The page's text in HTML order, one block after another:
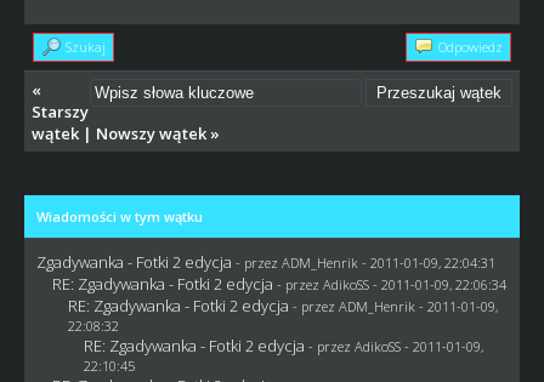
Szukaj Odpowiedz
«
Starszy
wątek| Nowszy wątek»
Wiadomości w tym wątku
Zgadywanka - Fotki 2 edycja - przez ADM_Henrik - 2011-01-09, 22:04:31
RE: Zgadywanka - Fotki 2 edycja - przez AdikoSS - 2011-01-09, 22:06:34
RE: Zgadywanka - Fotki 2 edycja - przez ADM_Henrik - 2011-01-09,
22:08:32
RE: Zgadywanka - Fotki 2 edycja - przez AdikoSS - 2011-01-09,
22:10:45